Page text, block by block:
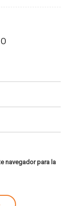
navegador para la